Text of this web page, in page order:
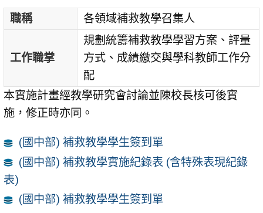
職稱 各領域補救教學召集人
工作職掌
規劃統籌補救教學學習方案、評量
方式、成績繳交與學科教師工作分
配
本實施計畫經教學研究會討論並陳校長核可後實
施，修正時亦同。
(國中部) 補救教學學生簽到單
(國中部) 補救教學實施紀錄表 (含特殊表現紀錄
表)
(國中部) 補救教學學生簽到單